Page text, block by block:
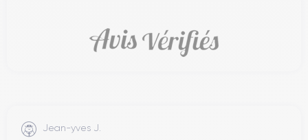
Jean-yves J.